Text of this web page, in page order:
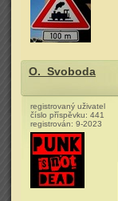
O._Svoboda
registrovaný uživatel
číslo příspěvku: 441
registrován: 9-2023